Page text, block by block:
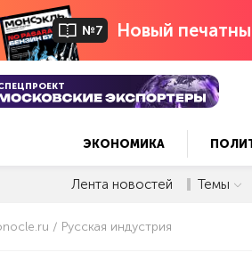
№7 Новый
ЭКОНОМИКА
Лента новостей Темы
Русская индустрия